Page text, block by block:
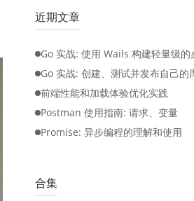
近期文章
Go 实战: 使用 Wails 构建轻量级的
Go 实战: 创建、测试并发布自己的
前端性能和加载体验优化实践
Postman 使用指南: 请求、变量
Promise: 异步编程的理解和使用
合集